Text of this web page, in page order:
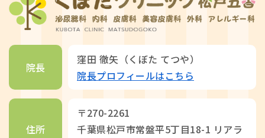
院長
窪田 徹矢（くぼた てつや）
院長プロフィールはこちら
住所
〒270-2261
千葉県松戸市常盤平5丁目18-1 リアラ